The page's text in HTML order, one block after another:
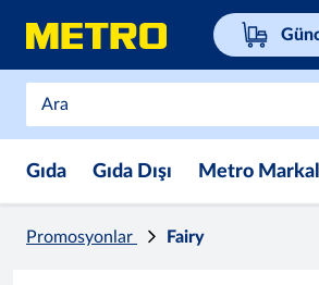
Gıda Gıda Dışı Metro
Promosyonlar Fairy